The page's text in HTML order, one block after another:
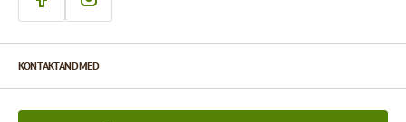
KONTAKTANDMED